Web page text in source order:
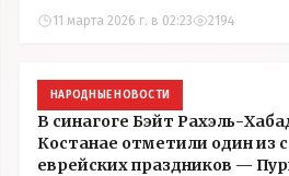
11 марта 2026 г. в 02:23 2194
НАРОДНЫЕ НОВОСТИ
В синагоге Бэйт Рахэль-
Костанае отметили один из
еврейских праздников —